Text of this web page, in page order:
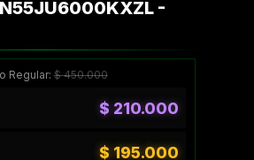
-
Regular:$450.000
$ 210.000
$ 195.000